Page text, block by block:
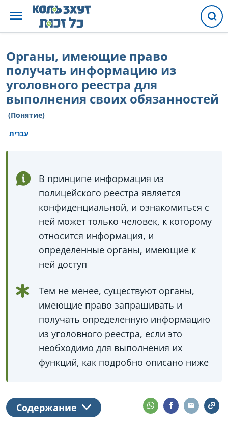
Органы, имеющие право
получать информацию из
уголовного реестра для
выполнения своих обязанностей
(Понятие)
עברית
В принципе информация из
полицейского реестра является
конфиденциальной, и ознакомиться с
ней может только человек, к которому
относится информация, и
определенные органы, имеющие к
ней доступ
Тем не менее, существуют органы,
имеющие право запрашивать и
получать определенную информацию
из уголовного реестра, если это
необходимо для выполнения их
функций, как подробно описано ниже
Содержание